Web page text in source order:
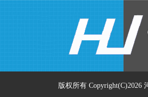
版权所有